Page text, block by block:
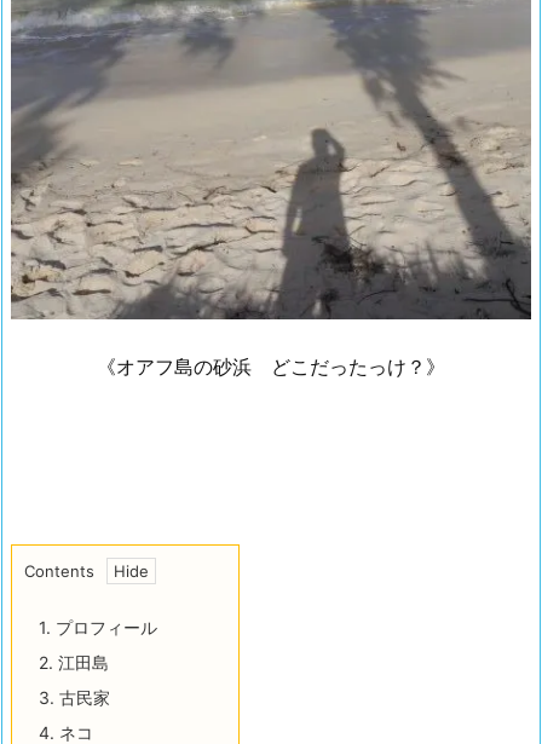
《オアフ島の砂浜 どこだったっけ？》
Contents
1. プロフィール
2. 江田島
3. 古民家
4. ネコ